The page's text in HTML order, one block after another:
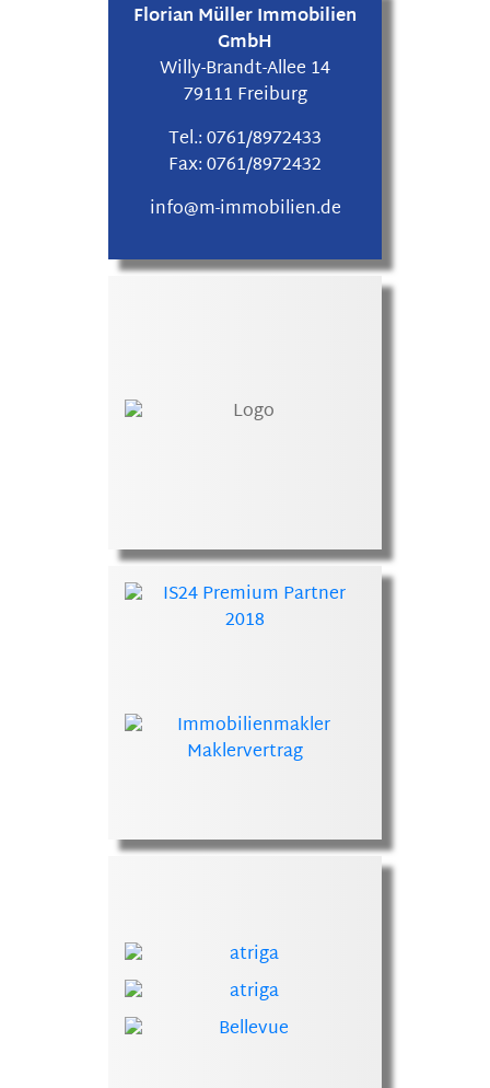
Florian Müller Immobilien
GmbH
Willy-Brandt-Allee 14
79111 Freiburg
Tel.:0761/8972433
Fax:0761/8972432
info@m-immobilien.de